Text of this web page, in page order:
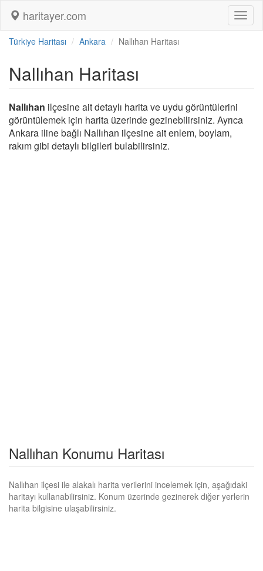
haritayer.com
Türkiye Haritası Ankara Nallıhan Haritası
Nallıhan Haritası
Nallıhan ilçesine ait detaylı harita ve uydu görüntülerini
görüntülemek için harita üzerinde gezinebilirsiniz. Ayrıca
Ankara iline bağlı Nallıhan ilçesine ait enlem, boylam,
rakım gibi detaylı bilgileri bulabilirsiniz.
Nallıhan Konumu Haritası
Nallıhan ilçesi ile alakalı harita verilerini incelemek için, aşağıdaki
haritayı kullanabilirsiniz. Konum üzerinde gezinerek diğer yerlerin
harita bilgisine ulaşabilirsiniz.